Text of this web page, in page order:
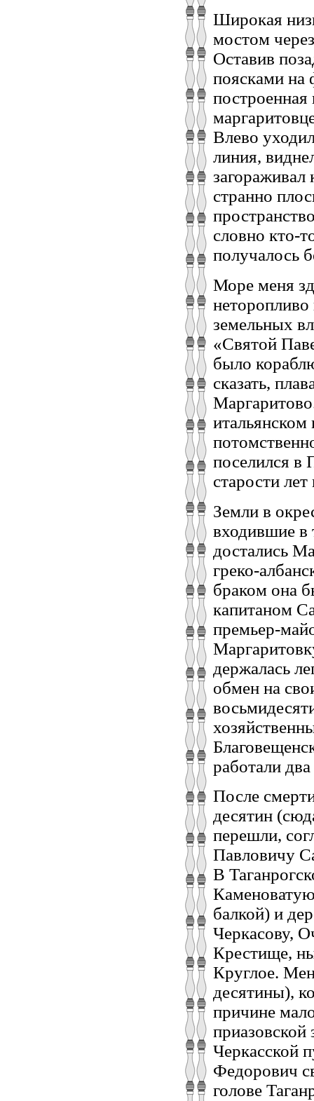
Широкая
мостом
Оставив
поясками
построенная
Влево
линия,
странно
словно кто-
получалось
Море меня
неторопливо
земельных
«Святой
было
сказать,
поселился в
старости
Земли в
входившие в
достались
греко-
браком она
капитаном
премьер-
держалась
обмен на
работали
После
десятин
перешли,
Павловичу
В
балкой) и
Черкасову,
Крестище,
Круглое.
десятины),
причине
Черкасской
Федорович
голове